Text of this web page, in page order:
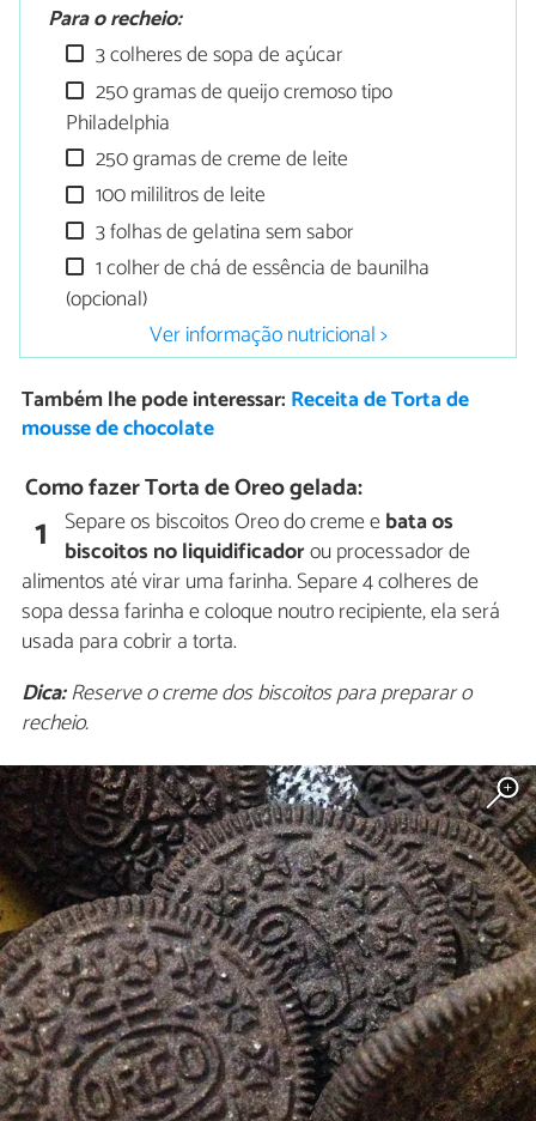
Para o recheio:
3 colheres de sopa de açúcar
250 gramas de queijo cremoso tipo
Philadelphia
250 gramas de creme de leite
100 mililitros de leite
3 folhas de gelatina sem sabor
1 colher de chá de essência de baunilha
(opcional)
Ver informação nutricional >
Também lhe pode interessar: Receita de Torta de
mousse de chocolate
Como fazer Torta de Oreo gelada:
1 Separe os biscoitos Oreo do creme ebata os
biscoitos no liquidificadorou processador de
alimentos até virar uma farinha. Separe 4 colheres de
sopa dessa farinha e coloque noutro recipiente, ela será
usada para cobrir a torta.
Dica:Reserve o creme dos biscoitos para preparar o
recheio.